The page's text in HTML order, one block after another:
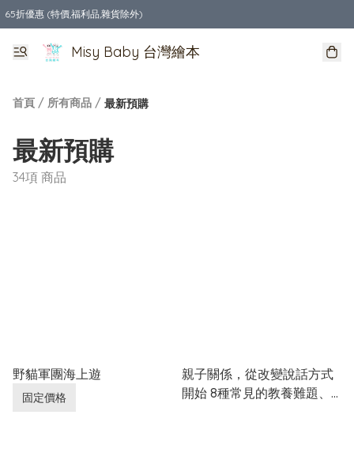
65折優惠 (特價,福利品,雜貨除外)
全店購物滿$550，免運費
Misy Baby 台灣繪本
首頁 / 所有商品 / 最新預購
最新預購
34項 商品
野貓軍團海上遊
固定價格
親子關係，從改變說話方式
開始 8種常見的教養難題、